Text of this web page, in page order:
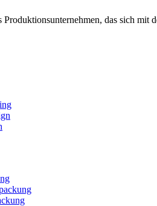
Produktionsunternehmen, das sich